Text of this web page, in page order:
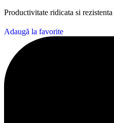
Productivitate ridicata si
Adaugă la favorite